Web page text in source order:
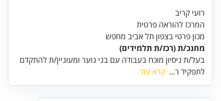
המרכז להוראה פרטית
מכון פרטי בצפון תל אביב מחפש
מחנכ/ת (רכז/ת תלמידים)
בעל/ת ניסיון מוכח בעבודה עם בני נוער ומעוניין/ת להתקדם
לתפקיד ר... קרא עוד